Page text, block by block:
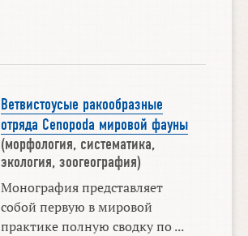
Ветвистоусые ракообразные
отряда Cenopoda мировой фауны
(морфология, систематика,
экология, зоогеография)
Монография представляет
собой первую в мировой
практике полную сводку по ...